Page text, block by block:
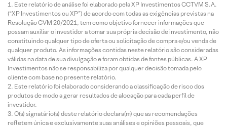
Este relatório de análise foi elaborado pela XP Investimentos CCTVM S.A.
(“XP Investimentos ou XP”) de acordo com todas as exigências previstas na
Resolução CVM 20/2021, tem como objetivo fornecer informações que
possam auxiliar o investidor a tomar sua própria decisão de investimento, não
constituindo qualquer tipo de oferta ou solicitação de compra e/ou venda de
qualquer produto. As informações contidas neste relatório são consideradas
válidas na data de sua divulgação e foram obtidas de fontes públicas. A XP
Investimentos não se responsabiliza por qualquer decisão tomada pelo
cliente com base no presente relatório.
Este relatório foi elaborado considerando a classificação de risco dos
produtos de modo a gerar resultados de alocação para cada perfil de
investidor.
O(s) signatário(s) deste relatório declara(m) que as recomendações
refletem única e exclusivamente suas análises e opiniões pessoais, que